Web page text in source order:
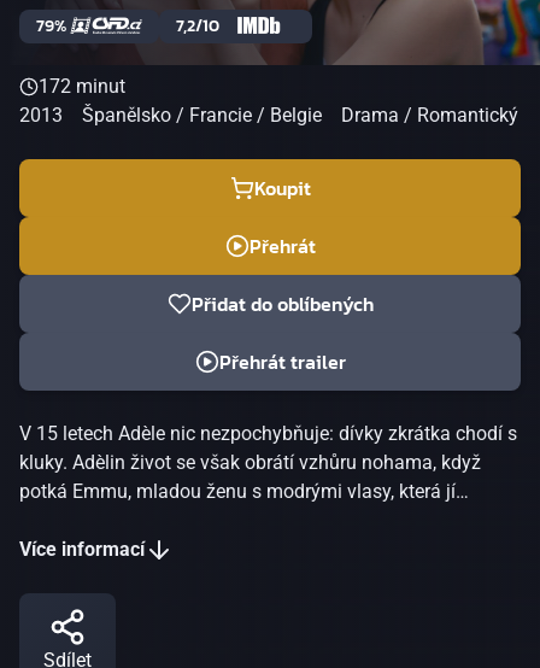
79% 7,2/10
172 minut
2013
Španělsko / Francie / Belgie Drama / Romantický
Koupit
Přehrát
Přidat do oblíbených
Přehrát trailer
V 15 letech Adèle nic nezpochybňuje: dívky zkrátka chodí s
kluky. Adèlin život se však obrátí vzhůru nohama, když
potká Emmu, mladou ženu s modrými vlasy, která jí
Adèle dospívá, hledá sama sebe, ztrácí se a znovu
Cannes filmové kritiky svým detailním vykreslením
sexuálních scén a zároveň uchvátil výjimečným příběhem
Více informací
Sdílet